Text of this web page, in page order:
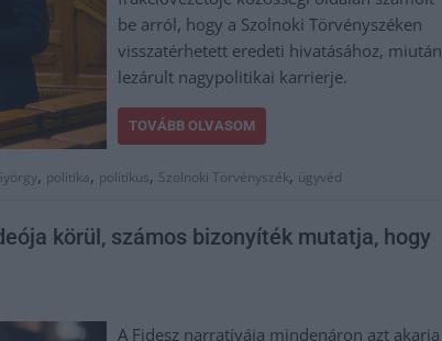
be arról, hogy a Szolnoki Törvényszéken
visszatérhetett eredeti hivatásához, miután
lezárult nagypolitikai karrierje.
TOVÁBB OLVASOM
, politika, politikus, Szolnoki Törvényszék, ügyvéd
körül, számos bizonyíték mutatja, hogy
A Fidesz narratívája mindenáron azt akarja